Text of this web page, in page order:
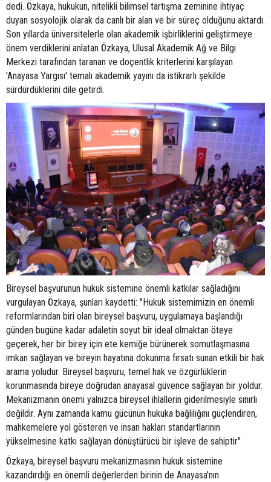
dedi. Özkaya, hukukun, nitelikli bilimsel tartışma zeminine ihtiyaç
duyan sosyolojik olarak da canlı bir alan ve bir süreç olduğunu aktardı.
Son yıllarda üniversitelerle olan akademik işbirliklerini geliştirmeye
önem verdiklerini anlatan Özkaya, Ulusal Akademik Ağ ve Bilgi
Merkezi tarafından taranan ve doçentlik kriterlerini karşılayan
'Anayasa Yargısı' temalı akademik yayını da istikrarlı şekilde
sürdürdüklerini dile getirdi.
Bireysel başvurunun hukuk sistemine önemli katkılar sağladığını
vurgulayan Özkaya, şunları kaydetti: "Hukuk sistemimizin en önemli
reformlarından biri olan bireysel başvuru, uygulamaya başlandığı
günden bugüne kadar adaletin soyut bir ideal olmaktan öteye
geçerek, her bir birey için ete kemiğe bürünerek somutlaşmasına
imkan sağlayan ve bireyin hayatına dokunma fırsatı sunan etkili bir hak
arama yoludur. Bireysel başvuru, temel hak ve özgürlüklerin
korunmasında bireye doğrudan anayasal güvence sağlayan bir yoldur.
Mekanizmanın önemi yalnızca bireysel ihlallerin giderilmesiyle sınırlı
değildir. Aynı zamanda kamu gücünün hukuka bağlılığını güçlendiren,
mahkemelere yol gösteren ve insan hakları standartlarının
yükselmesine katkı sağlayan dönüştürücü bir işleve de sahiptir"
Özkaya, bireysel başvuru mekanizmasının hukuk sistemine
kazandırdığı en önemli değerlerden birinin de Anayasa'nın